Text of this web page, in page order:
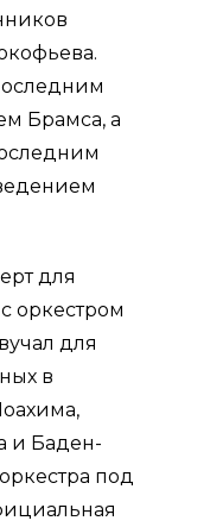
Брамса, а
для
оркестром
для
в
и Баден-
под